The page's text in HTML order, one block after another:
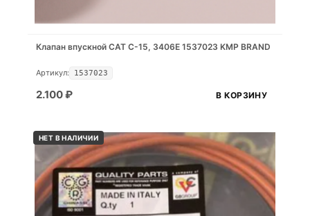
Клапан впускной CAT C-15, 3406E 1537023 KMP BRAND
Артикул: 1537023
2.100₽ В КОРЗИНУ
НЕТ В НАЛИЧИИ